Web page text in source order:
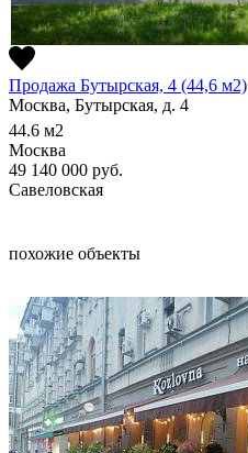
Продажа Бутырская, 4 (44,6 м2)
Москва, Бутырская, д. 4
44.6 м2
Москва
49 140 000 руб.
Савеловская
похожие объекты